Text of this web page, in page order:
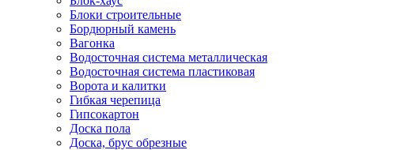
Блоки строительные
Бордюрный камень
Вагонка
Водосточная система металлическая
Водосточная система пластиковая
Ворота и калитки
Гибкая черепица
Гипсокартон
Доска пола
Доска, брус обрезные